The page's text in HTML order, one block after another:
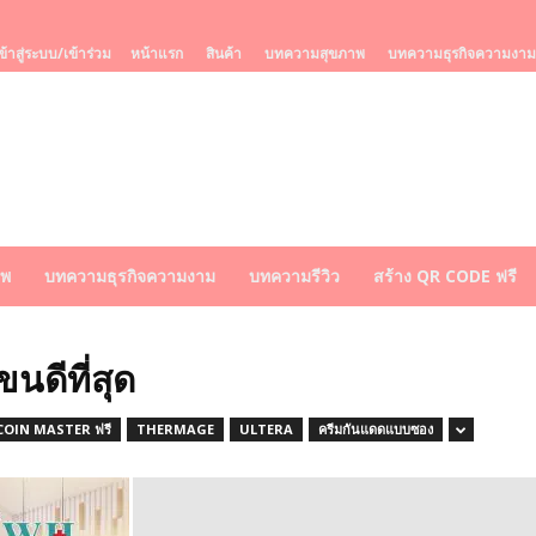
าสู่ระบบ/เข้าร่วม หน้าแรก สินค้า บทความสุขภาพ บทความธุรกิจความงาม
บทความธุรกิจความงาม บทความรีวิว สร้าง QR CODE ฟรี
นดีที่สุด
MASTER ฟรี THERMAGE ULTERA ครีมกันแดดแบบซอง